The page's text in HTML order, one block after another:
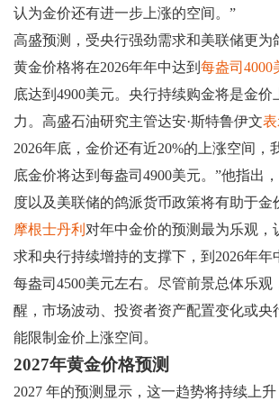
认为金价还有进一步上涨的空间。”
高盛预测，受央行强劲需求和美联储更为
黄金价格将在2026年年中达到 每盎司4000
底达到4900美元。央行持续购金将是金价
力。高盛石油研究主管达安·斯特鲁伊文表
2026年底，金价还有近20%的上涨空间，
底金价将达到每盎司4900美元。”他指出
度以及美联储的鸽派货币政策将有助于金
摩根士丹利 对年中金价的预测最为乐观，
求和央行持续增持的支撑下，到2026年年
每盎司4500美元左右。尽管前景总体乐观
醒，市场波动、投资者资产配置变化或央
能限制金价上涨空间。
2027年黄金价格预测
2027 年的预测显示，这一趋势将持续上